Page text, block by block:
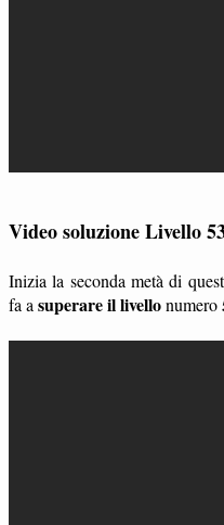
Video soluzione Livello
Inizia la seconda metà di
fa asuperare il livellonumero